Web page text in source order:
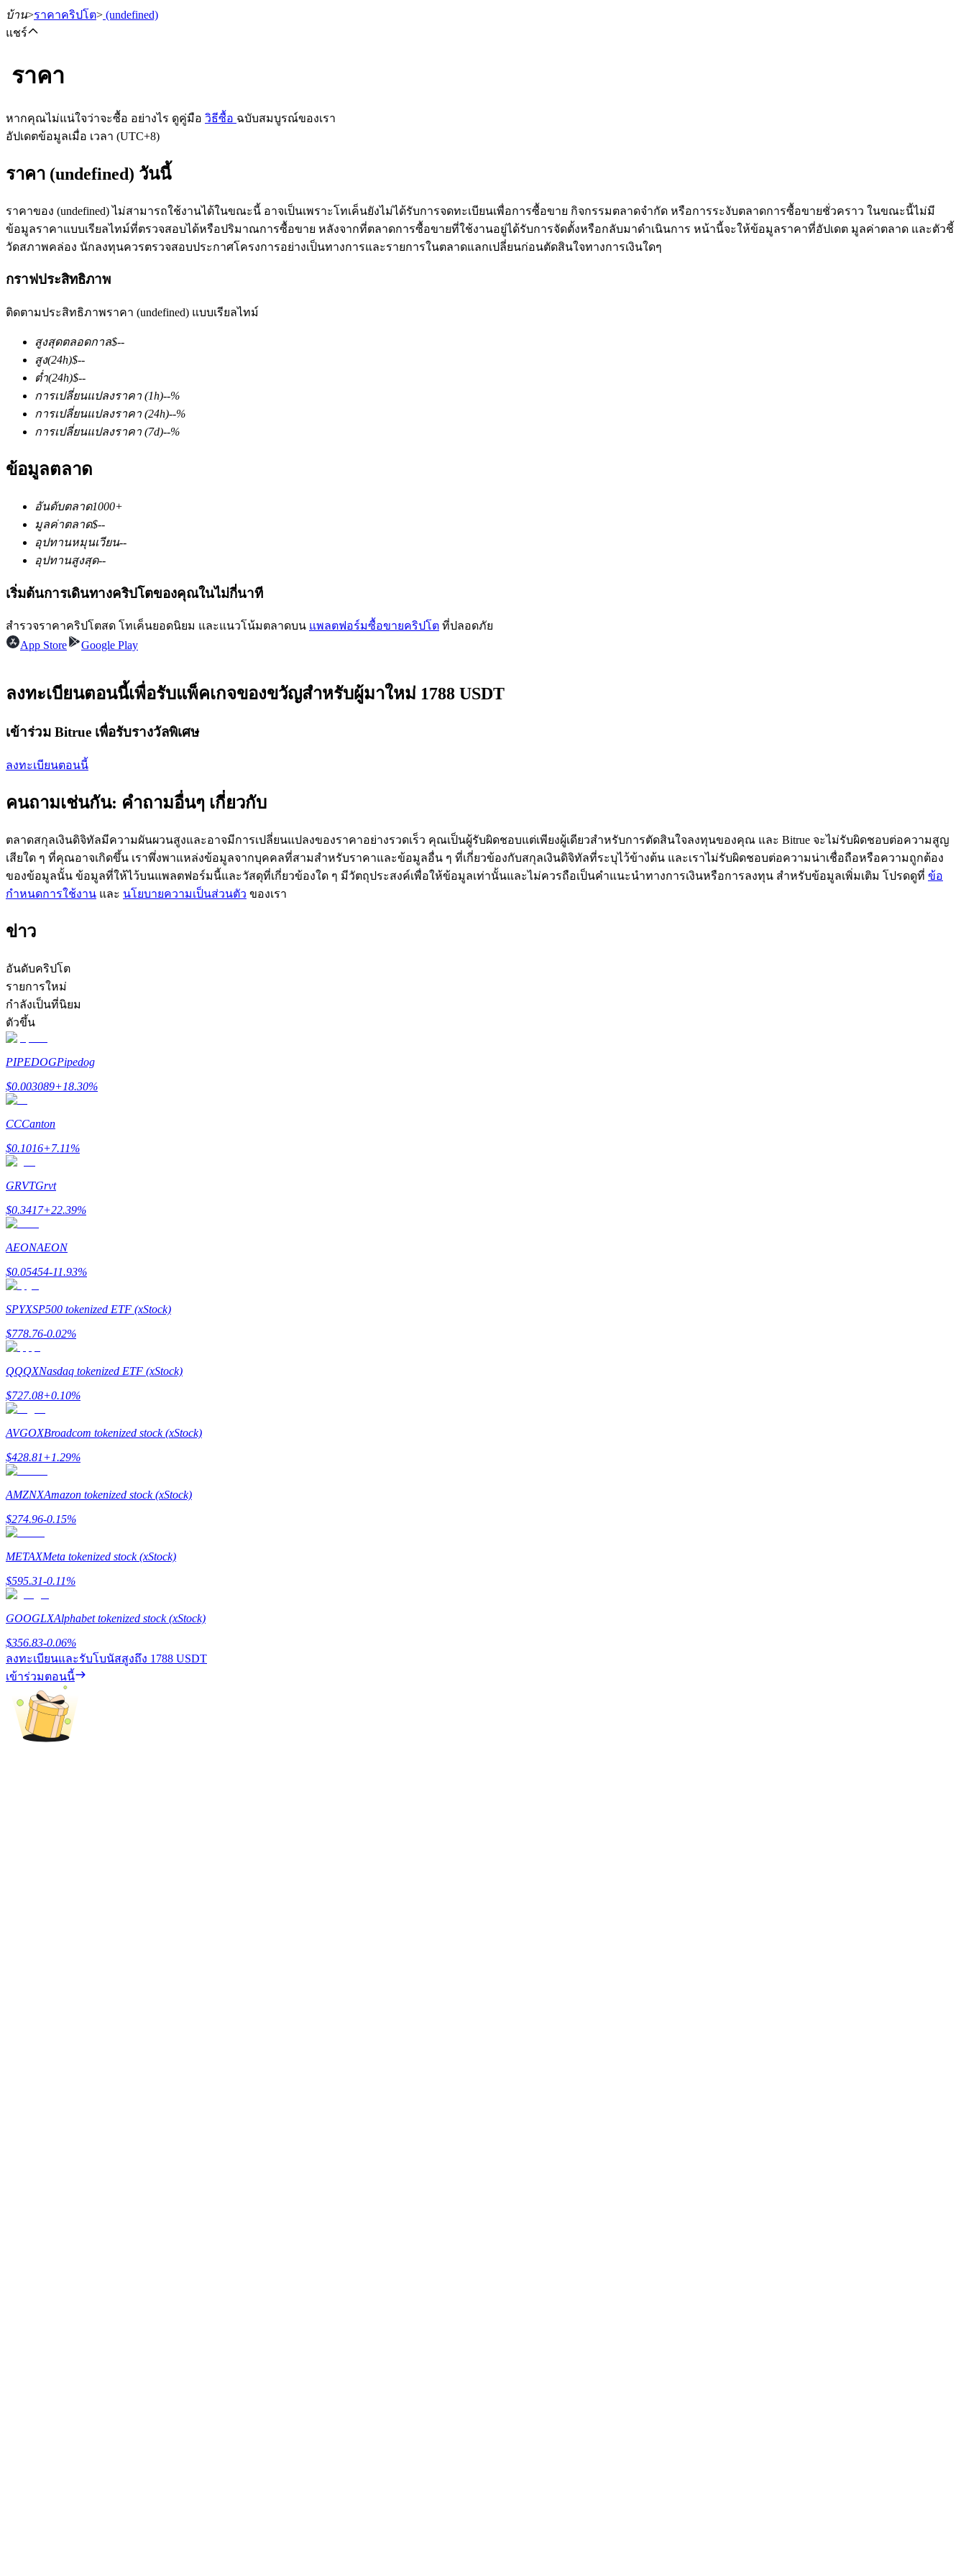
ฟิวเจอร์สสกุลเงินดิจิทัล
TradFi
อนุพันธ์ของหุ้น ฟอเร็กซ์ โลหะมีค่า และสินค้าโภคภัณฑ์
ฟิวเจอร์ส USDC
ฟิวเจอร์สที่ใช้ USDC เป็นหลักประกัน
คัดลอกการซื้อขาย
เป็นเทรดเดอร์คัดลอก
เพลิดเพลินกับการแบ่งปันผลกำไรและค่าคอมมิชชั่นการคัดลอกการซื้อขาย
ข้อมูล
การวิเคราะห์ข้อมูลขนาดใหญ่ รวมถึงข้อมูลการค้า ฯลฯ
แนะนำ
คู่มือเริ่มต้นฟิวเจอร์ส
เรียนรู้วิธีการรักษาผลกำไร
บ้าน>ราคาคริปโต> (undefined)
แชร์
ราคา
หากคุณไม่แน่ใจว่าจะซื้อ อย่างไร ดูคู่มือ วิธีซื้อ ฉบับสมบูรณ์ของเรา
อัปเดตข้อมูลเมื่อ เวลา (UTC+8)
ราคา (undefined) วันนี้
ราคาของ (undefined) ไม่สามารถใช้งานได้ในขณะนี้ อาจเป็นเพราะโทเค็นยังไม่ได้รับการจดทะเบียนเพื่อการซื้อขาย กิจกรรมตลาดจำกัด หรือการระงับตลาดการซื้อขายชั่วคราว ในขณะนี้ไม่มี
ข้อมูลราคาแบบเรียลไทม์ที่ตรวจสอบได้หรือปริมาณการซื้อขาย หลังจากที่ตลาดการซื้อขายที่ใช้งานอยู่ได้รับการจัดตั้งหรือกลับมาดำเนินการ หน้านี้จะให้ข้อมูลราคาที่อัปเดต มูลค่าตลาด และตัวชี้
วัดสภาพคล่อง นักลงทุนควรตรวจสอบประกาศโครงการอย่างเป็นทางการและรายการในตลาดแลกเปลี่ยนก่อนตัดสินใจทางการเงินใดๆ
กราฟประสิทธิภาพ
ติดตามประสิทธิภาพราคา (undefined) แบบเรียลไทม์
สูงสุดตลอดกาล$--
สูง(24h)$--
ต่ำ(24h)$--
การเปลี่ยนแปลงราคา (1h)--%
การเปลี่ยนแปลงราคา (24h)--%
การเปลี่ยนแปลงราคา (7d)--%
ข้อมูลตลาด
อันดับตลาด1000+
มูลค่าตลาด$--
อุปทานหมุนเวียน--
อุปทานสูงสุด--
เริ่มต้นการเดินทางคริปโตของคุณในไม่กี่นาที
สำรวจราคาคริปโตสด โทเค็นยอดนิยม และแนวโน้มตลาดบน แพลตฟอร์มซื้อขายคริปโต ที่ปลอดภัย
App Store
Google Play
ลงทะเบียนตอนนี้เพื่อรับแพ็คเกจของขวัญสำหรับผู้มาใหม่ 1788 USDT
เข้าร่วม Bitrue เพื่อรับรางวัลพิเศษ
ลงทะเบียนตอนนี้
คนถามเช่นกัน: คำถามอื่นๆ เกี่ยวกับ
ตลาดสกุลเงินดิจิทัลมีความผันผวนสูงและอาจมีการเปลี่ยนแปลงของราคาอย่างรวดเร็ว คุณเป็นผู้รับผิดชอบแต่เพียงผู้เดียวสำหรับการตัดสินใจลงทุนของคุณ และ Bitrue จะไม่รับผิดชอบต่อความสูญ
เสียใด ๆ ที่คุณอาจเกิดขึ้น เราพึ่งพาแหล่งข้อมูลจากบุคคลที่สามสำหรับราคาและข้อมูลอื่น ๆ ที่เกี่ยวข้องกับสกุลเงินดิจิทัลที่ระบุไว้ข้างต้น และเราไม่รับผิดชอบต่อความน่าเชื่อถือหรือความถูกต้อง
ของข้อมูลนั้น ข้อมูลที่ให้ไว้บนแพลตฟอร์มนี้และวัสดุที่เกี่ยวข้องใด ๆ มีวัตถุประสงค์เพื่อให้ข้อมูลเท่านั้นและไม่ควรถือเป็นคำแนะนำทางการเงินหรือการลงทุน สำหรับข้อมูลเพิ่มเติม โปรดดูที่ ข้อ
กำหนดการใช้งาน และ นโยบายความเป็นส่วนตัว ของเรา
ข่าว
อันดับคริปโต
รายการใหม่
กำลังเป็นที่นิยม
ตัวขึ้น
PIPEDOGPipedog
$0.003089+18.30%
CCCanton
$0.1016+7.11%
GRVTGrvt
$0.3417+22.39%
AEONAEON
$0.05454-11.93%
SPYXSP500 tokenized ETF (xStock)
$778.76-0.02%
QQQXNasdaq tokenized ETF (xStock)
$727.08+0.10%
AVGOXBroadcom tokenized stock (xStock)
$428.81+1.29%
AMZNXAmazon tokenized stock (xStock)
$274.96-0.15%
METAXMeta tokenized stock (xStock)
$595.31-0.11%
GOOGLXAlphabet tokenized stock (xStock)
$356.83-0.06%
ลงทะเบียนและรับโบนัสสูงถึง 1788 USDT
เข้าร่วมตอนนี้